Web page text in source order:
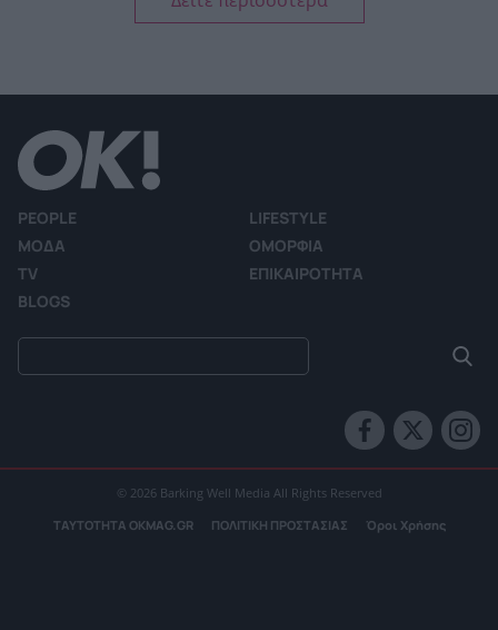
PEOPLE
LIFESTYLE
ΜΟΔΑ
ΟΜΟΡΦΙΑ
TV
ΕΠΙΚΑΙΡΟΤΗΤΑ
BLOGS
© 2026 Barking Well Media All Rights Reserved
ΤΑΥΤΟΤΗΤΑ OKMAG.GR ΠΟΛΙΤΙΚΗ ΠΡΟΣΤΑΣΙΑΣ Όροι Χρήσης